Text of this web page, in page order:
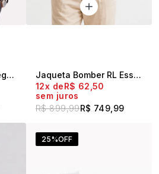
Jaqueta RL Suede Elegance Preto Jaqueta Bomber RL Essential Caqui
R$ 899,99R$ 749,99
12x
R$ 62,50
sem juros
25%OFF